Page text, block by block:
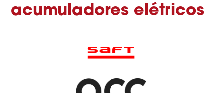
acumuladores elétricos